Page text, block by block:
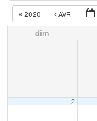
2020 AVR
dim
2